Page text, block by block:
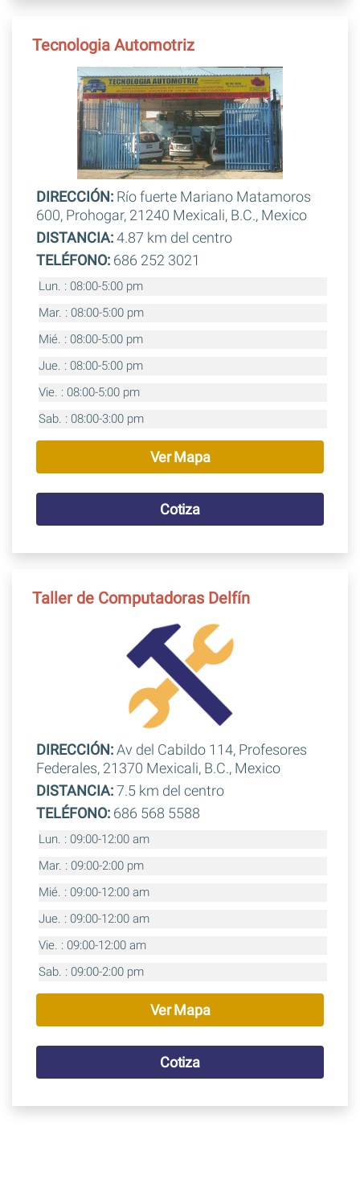
Tecnologia Automotriz
DIRECCIÓN:Río fuerte Mariano Matamoros
600, Prohogar, 21240 Mexicali, B.C., Mexico
DISTANCIA:4.87 km del centro
TELÉFONO:686 252 3021
Lun. : 08:00-5:00 pm
Mar. : 08:00-5:00 pm
Mié. : 08:00-5:00 pm
Jue. : 08:00-5:00 pm
Vie. : 08:00-5:00 pm
Sab. : 08:00-3:00 pm
Ver Mapa
Cotiza
Taller de Computadoras Delfín
DIRECCIÓN:Av del Cabildo 114, Profesores
Federales, 21370 Mexicali, B.C., Mexico
DISTANCIA:7.5 km del centro
TELÉFONO:686 568 5588
Lun. : 09:00-12:00 am
Mar. : 09:00-2:00 pm
Mié. : 09:00-12:00 am
Jue. : 09:00-12:00 am
Vie. : 09:00-12:00 am
Sab. : 09:00-2:00 pm
Ver Mapa
Cotiza